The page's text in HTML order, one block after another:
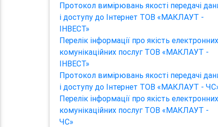
Протокол вимірювань якості передачі
і доступу до Інтернет ТОВ «МАКЛАУТ -
ІНВЕСТ»
Перелік інформації про якість електронних
комунікаційних послуг ТОВ «МАКЛАУТ -
ІНВЕСТ»
Протокол вимірювань якості передачі
і доступу до Інтернет ТОВ «МАКЛАУТ -
Перелік інформації про якість електронних
комунікаційних послуг ТОВ «МАКЛАУТ -
ЧС»